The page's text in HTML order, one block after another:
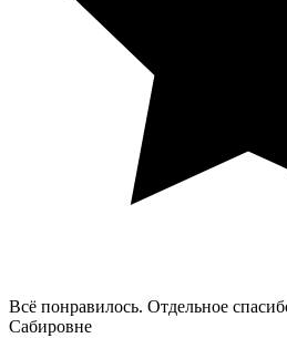
Всё понравилось. Отдельное
Сабировне